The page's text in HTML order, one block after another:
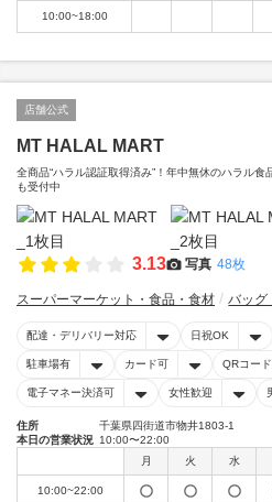
10:00~18:00
店舗公式
MT HALAL MART
全商品“ハラル認証取得済み”！年中無休のハラル
も受付中
3.13 写真 48枚
スーパーマーケット・食品・食材 バッグ
配達・デリバリー対応 日祝OK
駐車場有 カード可 QRコー
電子マネー決済可 女性歓迎
住所
千葉県四街道市物井1803-1
本日の営業状況 10:00〜22:00
月
火 水
10:00~22:00